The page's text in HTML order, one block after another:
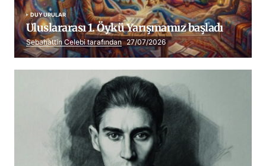
DUYURULAR
Uluslararası 1. Öykü Yarışmamız başladı
Sebahattin Celebi tarafından 27/07/2026